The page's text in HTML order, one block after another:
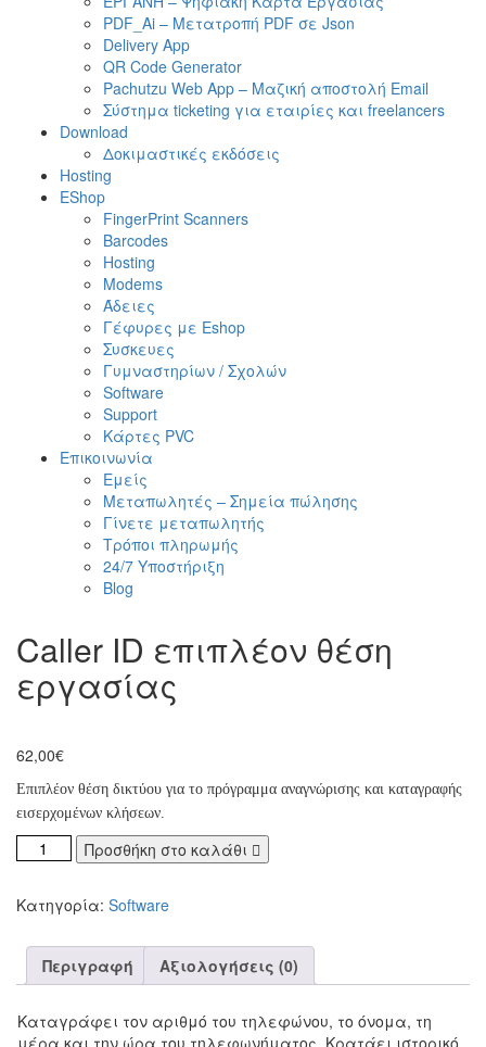
PDF_Ai – Μετατροπή PDF σε Json
Delivery App
QR Code Generator
Pachutzu Web App – Μαζική αποστολή Email
Σύστημα ticketing για εταιρίες και freelancers
Download
Δοκιμαστικές εκδόσεις
Hosting
EShop
FingerPrint Scanners
Barcodes
Hosting
Modems
Άδειες
Γέφυρες με Eshop
Συσκευες
Γυμναστηρίων / Σχολών
Software
Support
Κάρτες PVC
Επικοινωνία
Εμείς
Μεταπωλητές – Σημεία πώλησης
Γίνετε μεταπωλητής
Τρόποι πληρωμής
24/7 Υποστήριξη
Blog
Caller ID επιπλέον θέση
εργασίας
62,00€
Επιπλέον θέση δικτύου για το πρόγραμμα αναγνώρισης και καταγραφής
εισερχομένων κλήσεων.
Προσθήκη στο καλάθι
Κατηγορία: Software
Περιγραφή Αξιολογήσεις (0)
Καταγράφει τον αριθμό του τηλεφώνου, το όνομα, τη